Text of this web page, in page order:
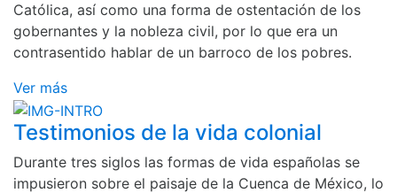
Católica, así como una forma de ostentación de los
gobernantes y la nobleza civil, por lo que era un
contrasentido hablar de un barroco de los pobres.
Ver más
Testimonios de la vida colonial
Durante tres siglos las formas de vida españolas se
impusieron sobre el paisaje de la Cuenca de México, lo